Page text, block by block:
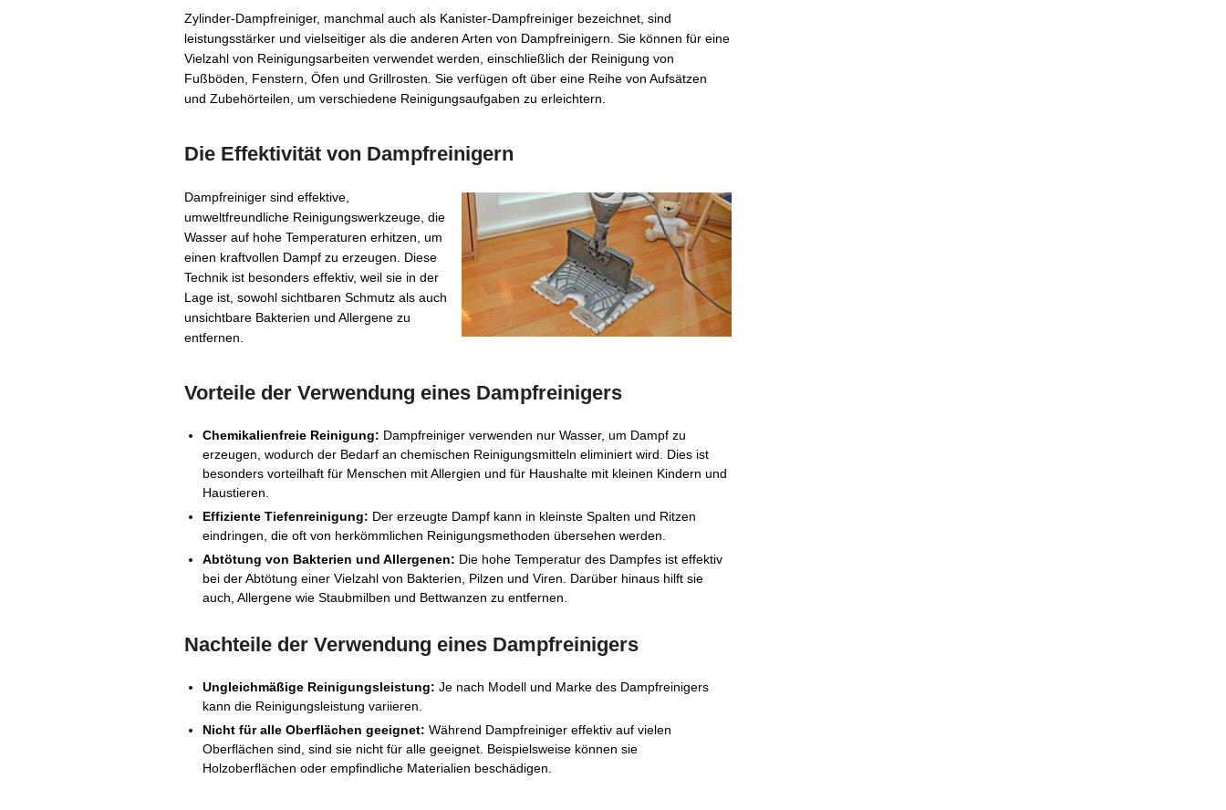
Zylinder-Dampfreiniger, manchmal auch als Kanister-Dampfreiniger bezeichnet, sind
leistungsstärker und vielseitiger als die anderen Arten von Dampfreinigern. Sie können für eine
Vielzahl von Reinigungsarbeiten verwendet werden, einschließlich der Reinigung von
Fußböden, Fenstern, Öfen und Grillrosten. Sie verfügen oft über eine Reihe von Aufsätzen
und Zubehörteilen, um verschiedene Reinigungsaufgaben zu erleichtern.
Die Effektivität von Dampfreinigern
Dampfreiniger sind effektive,
umweltfreundliche Reinigungswerkzeuge, die
Wasser auf hohe Temperaturen erhitzen, um
einen kraftvollen Dampf zu erzeugen. Diese
Technik ist besonders effektiv, weil sie in der
Lage ist, sowohl sichtbaren Schmutz als auch
unsichtbare Bakterien und Allergene zu
entfernen.
Vorteile der Verwendung eines Dampfreinigers
Chemikalienfreie Reinigung: Dampfreiniger verwenden nur Wasser, um Dampf zu
erzeugen, wodurch der Bedarf an chemischen Reinigungsmitteln eliminiert wird. Dies ist
besonders vorteilhaft für Menschen mit Allergien und für Haushalte mit kleinen Kindern und
Haustieren.
Effiziente Tiefenreinigung: Der erzeugte Dampf kann in kleinste Spalten und Ritzen
eindringen, die oft von herkömmlichen Reinigungsmethoden übersehen werden.
Abtötung von Bakterien und Allergenen: Die hohe Temperatur des Dampfes ist effektiv
bei der Abtötung einer Vielzahl von Bakterien, Pilzen und Viren. Darüber hinaus hilft sie
auch, Allergene wie Staubmilben und Bettwanzen zu entfernen.
Nachteile der Verwendung eines Dampfreinigers
Ungleichmäßige Reinigungsleistung: Je nach Modell und Marke des Dampfreinigers
kann die Reinigungsleistung variieren.
Nicht für alle Oberflächen geeignet: Während Dampfreiniger effektiv auf vielen
Oberflächen sind, sind sie nicht für alle geeignet. Beispielsweise können sie
Holzoberflächen oder empfindliche Materialien beschädigen.